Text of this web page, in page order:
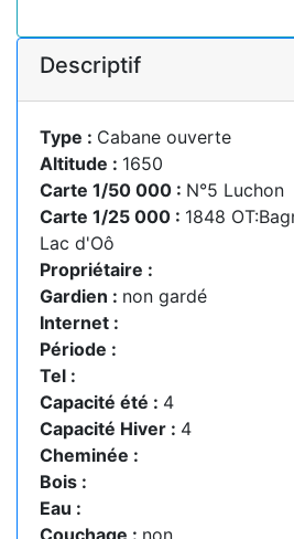
Descriptif
Type : Cabane ouverte
Altitude : 1650
Carte 1/50 000 : N°5 Luchon
Carte 1/25 000 : 1848
Lac d'Oô
Propriétaire :
Gardien : non gardé
Internet :
Période :
Tel :
Capacité été : 4
Capacité Hiver : 4
Cheminée :
Bois :
Eau :
Couchage : non